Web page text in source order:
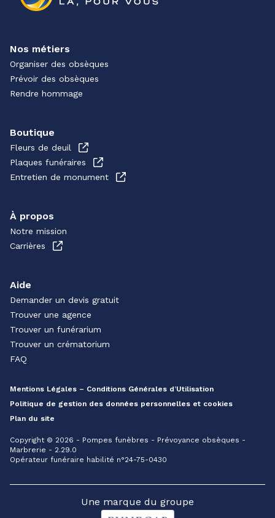
Nos métiers
Organiser des obsèques
Prévoir des obsèques
Rendre hommage
Boutique
Fleurs de deuil
Plaques funéraires
Entretien de monument
À propos
Notre mission
Carrières
Aide
Demander un devis gratuit
Trouver une agence
Trouver un funérarium
Trouver un crématorium
FAQ
Mentions Légales – Conditions Générales d’Utilisation
Politique de gestion des données personnelles et cookies
Plan du site
Copyright © 2026 - Pompes funèbres - Prévoyance obsèques -
Marbrerie - 2.29.0
Opérateur funéraire habilité n°24-75-0430
Une marque du groupe